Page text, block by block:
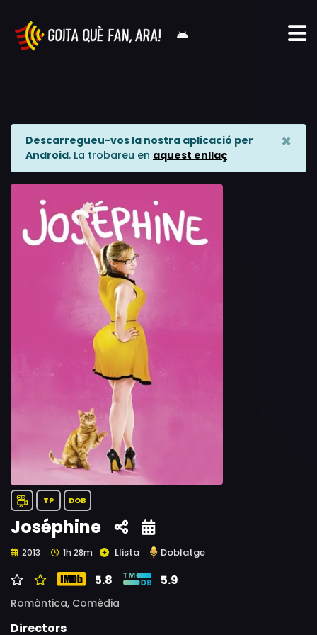
Descarregueu-vos la nostra aplicació per
Android. La trobareu en aquest enllaç
×
TP DOB
Joséphine
2013 1h 28m Llista Doblatge
5.8 5.9
Romàntica, Comèdia
Directors